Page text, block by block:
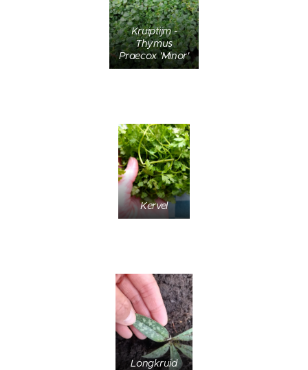
Kruiptijm -
Thymus
Praecox 'Minor'
Kervel
Longkruid